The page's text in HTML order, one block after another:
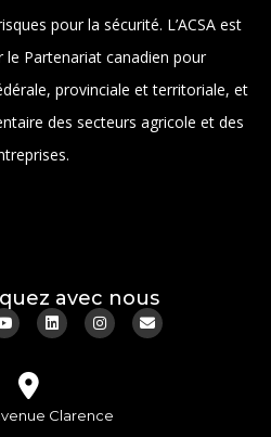
pour la sécurité. L’ACSA est
le Partenariat canadien pour
provinciale et territoriale, et
des secteurs agricole et des
avec nous
Clarence